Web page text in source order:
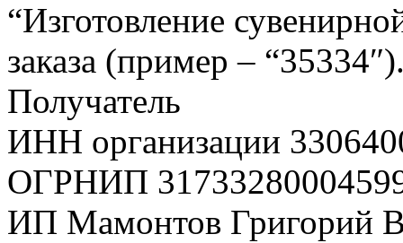
“Изготовление
заказа (пример –
Получатель
ИНН организации
ОГРНИП
ИП Мамонтов Григорий